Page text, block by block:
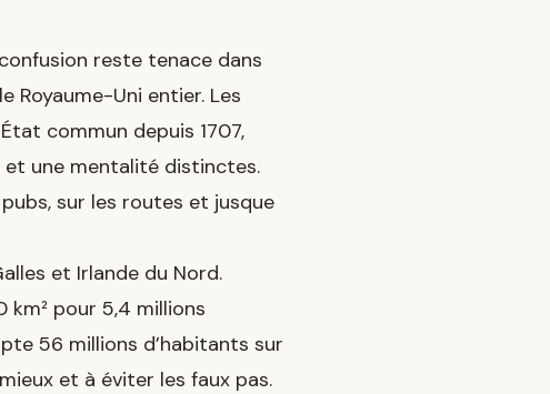
reste tenace dans
Royaume-Uni entier. Les
commun depuis 1707,
et une mentalité distinctes.
sur les routes et jusque
et Irlande du Nord.
km² pour 5,4 millions
56 millions d’habitants sur
et à éviter les faux pas.